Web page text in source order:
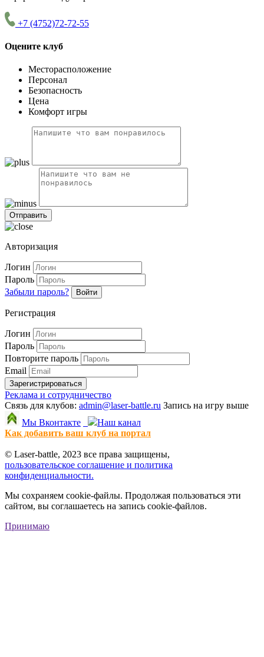
+7 (4752)72-72-55
Оцените клуб
Месторасположение
Персонал
Безопасность
Цена
Комфорт игры
Авторизация
Логин
Пароль
Забыли пароль?
Войти
Регистрация
Логин
Пароль
Повторите пароль
Email
Зарегистрироваться
Реклама и сотрудничество
Связь для клубов: admin@laser-battle.ru Запись на игру выше
Мы Вконтакте
Наш канал
Как добавить ваш клуб на портал
© Laser-battle, 2023 все права защищены,
пользовательское соглашение и политика
конфиденциальности.
Мы сохраняем cookie-файлы. Продолжая пользоваться эти
сайтом, вы соглашаетесь на запись cookie-файлов.
Принимаю